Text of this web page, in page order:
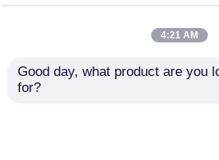
Golfbaan Winddichte
Beste prijs
inch
4:21 AM
Good day, what product are you
for?